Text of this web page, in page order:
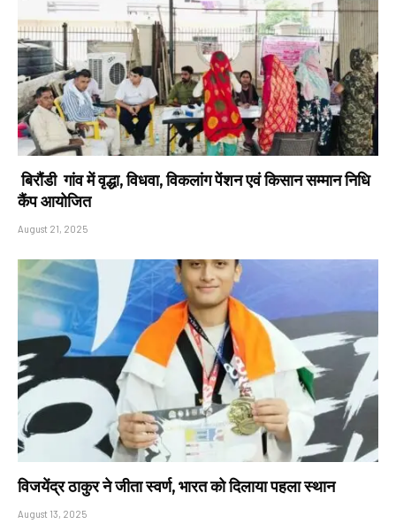
बिरौंडी गांव में वृद्धा, विधवा, विकलांग पेंशन एवं किसान सम्मान निधि
कैंप आयोजित
August 21, 2025
विजयेंद्र ठाकुर ने जीता स्वर्ण, भारत को दिलाया पहला स्थान
August 13, 2025